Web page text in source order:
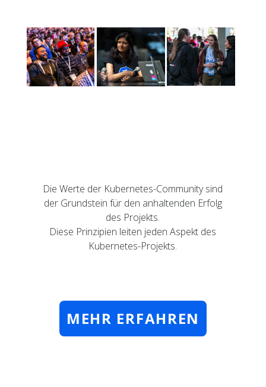
Die Werte der Kubernetes-Community sind
der Grundstein für den anhaltenden Erfolg
des Projekts.
Diese Prinzipien leiten jeden Aspekt des
Kubernetes-Projekts.
MEHR ERFAHREN